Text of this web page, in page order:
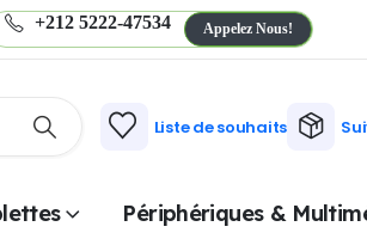
+212 5222-47534 Appelez Nous!
Liste de souhaits
Périphériques &